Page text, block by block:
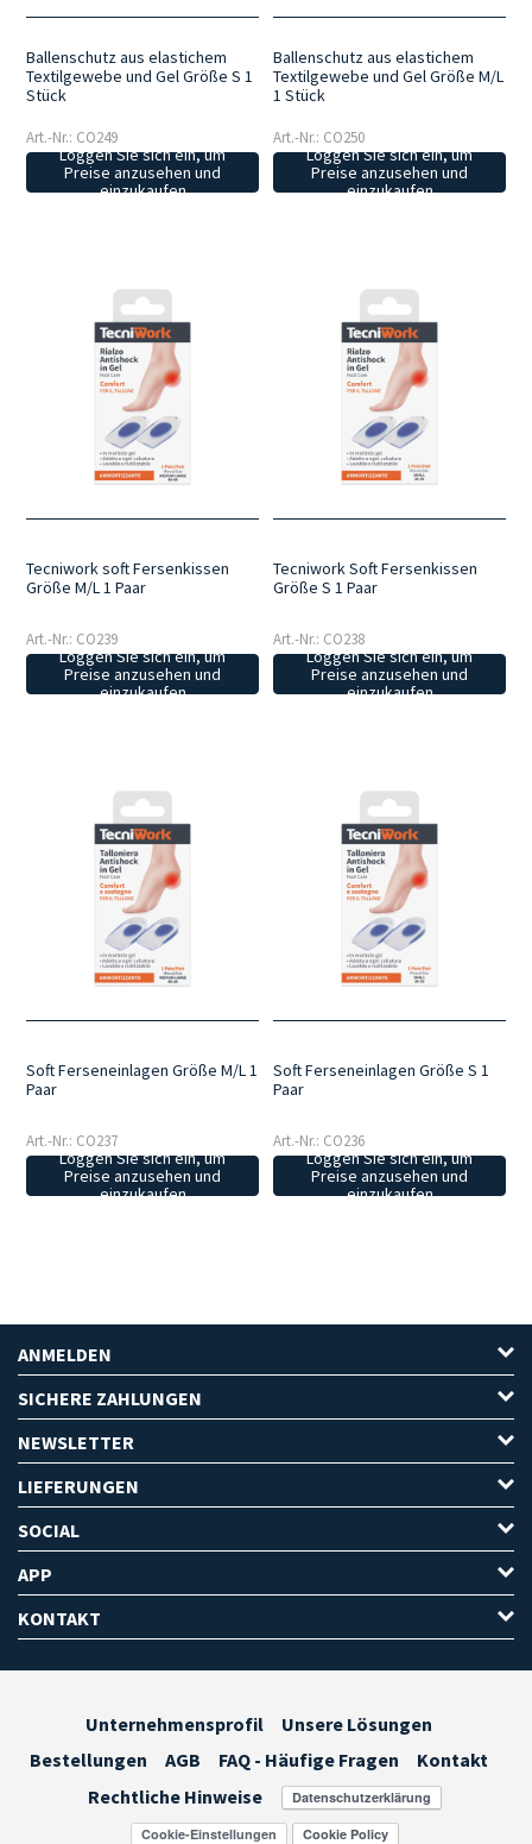
Ballenschutz aus elastichem
Textilgewebe und Gel Größe S 1
Stück
Art.-Nr.: CO249
Loggen Sie sich ein, um
Preise anzusehen und
einzukaufen
Ballenschutz aus elastichem
Textilgewebe und Gel Größe M/L
1 Stück
Art.-Nr.: CO250
Loggen Sie sich ein, um
Preise anzusehen und
einzukaufen
Tecniwork soft Fersenkissen
Größe M/L 1 Paar
Art.-Nr.: CO239
Loggen Sie sich ein, um
Preise anzusehen und
einzukaufen
Tecniwork Soft Fersenkissen
Größe S 1 Paar
Art.-Nr.: CO238
Loggen Sie sich ein, um
Preise anzusehen und
einzukaufen
Soft Ferseneinlagen Größe M/L 1
Paar
Art.-Nr.: CO237
Loggen Sie sich ein, um
Preise anzusehen und
einzukaufen
Soft Ferseneinlagen Größe S 1
Paar
Art.-Nr.: CO236
Loggen Sie sich ein, um
Preise anzusehen und
einzukaufen
ANMELDEN
SICHERE ZAHLUNGEN
NEWSLETTER
LIEFERUNGEN
SOCIAL
APP
KONTAKT
Unternehmensprofil
Unsere Lösungen
Bestellungen
AGB FAQ - Häufige Fragen
Kontakt
Rechtliche Hinweise
Cookie-Einstellungen